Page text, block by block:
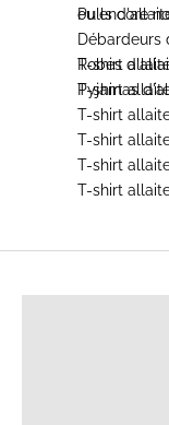
Pulls
Débardeurs
Robes
Pyjamas
ou encore
T-shirt
T-shirt
T-shirt
T-shirt
T-shirt
T-shirt
T-shirt